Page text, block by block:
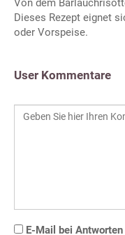
Von dem
Dieses Rezept eignet
oder Vorspeise.
User Kommentare
E-Mail bei